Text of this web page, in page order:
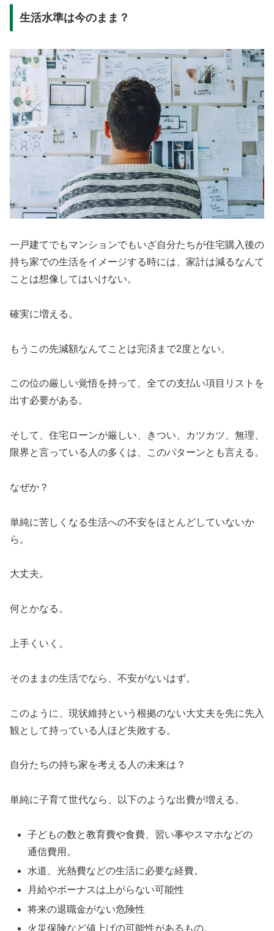
生活水準は今のまま？
一戸建てでもマンションでもいざ自分たちが住宅購入後の
持ち家での生活をイメージする時には、家計は減るなんて
ことは想像してはいけない。
確実に増える。
もうこの先減額なんてことは完済まで2度とない。
この位の厳しい覚悟を持って、全ての支払い項目リストを
出す必要がある。
そして、住宅ローンが厳しい、きつい、カツカツ、無理、
限界と言っている人の多くは、このパターンとも言える。
なぜか？
単純に苦しくなる生活への不安をほとんどしていないか
ら。
大丈夫。
何とかなる。
上手くいく。
そのままの生活でなら、不安がないはず。
このように、現状維持という根拠のない大丈夫を先に先入
観として持っている人ほど失敗する。
自分たちの持ち家を考える人の未来は？
単純に子育て世代なら、以下のような出費が増える。
子どもの数と教育費や食費、習い事やスマホなどの
通信費用。
水道、光熱費などの生活に必要な経費。
月給やボーナスは上がらない可能性
将来の退職金がない危険性
火災保険など値上げの可能性があるもの。